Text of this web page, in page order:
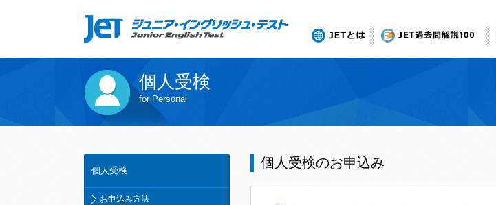
個人受検
for Personal
個人受検
お申込み方法
個人受検のお申込み